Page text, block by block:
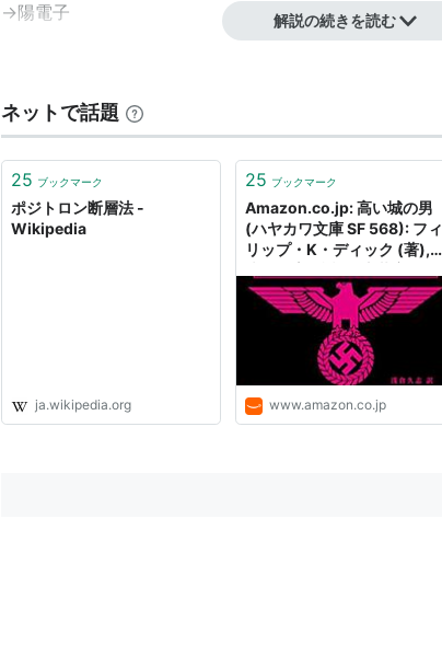
→陽電子 解説の続きを読む
ネットで話題
25 ブックマーク
ポジトロン断層法 -
Wikipedia
ja.wikipedia.org
25 ブックマーク
Amazon.co.jp: 高い城の男
(ハヤカワ文庫 SF 568): フィ
リップ・K・ディック (著),
ジトロン) (イラスト): 本
www.amazon.co.jp